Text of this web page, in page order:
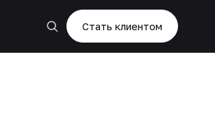
Стать клиентом